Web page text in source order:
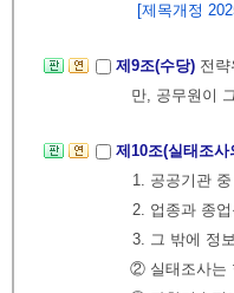
[제목개정
제9조(수당) 전
만, 공무원이
제10조(실태조
1. 공공기관
2. 업종과 종
3. 그 밖에 정
② 실태조사는